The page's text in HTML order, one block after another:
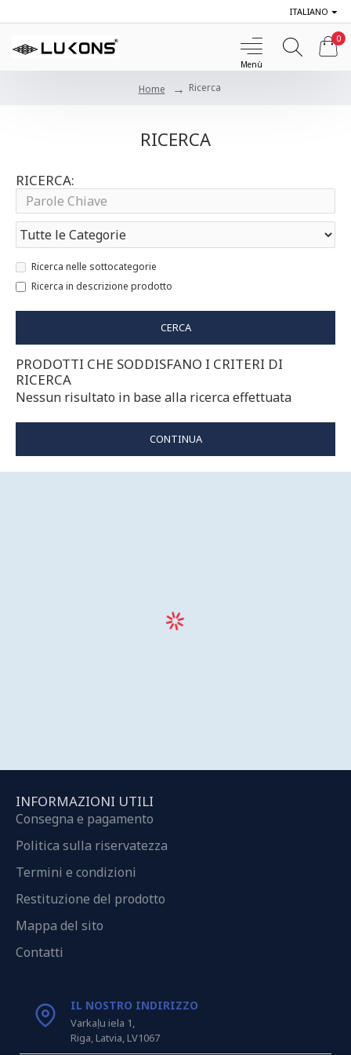
ITALIANO
0
Home Ricerca
RICERCA
RICERCA:
Ricerca nelle sottocategorie
Ricerca in descrizione prodotto
CERCA
PRODOTTI CHE SODDISFANO I CRITERI DI
RICERCA
Nessun risultato in base alla ricerca effettuata
CONTINUA
INFORMAZIONI UTILI
Consegna e pagamento
Politica sulla riservatezza
Termini e condizioni
Restituzione del prodotto
Mappa del sito
Contatti
IL NOSTRO INDIRIZZO
Varkaļu iela 1,
Riga, Latvia, LV1067